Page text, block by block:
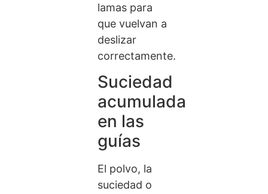
lamas para
que vuelvan a
deslizar
correctamente.
Suciedad
acumulada
en las
guías
El polvo, la
suciedad o